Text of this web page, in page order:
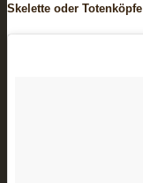
Skelette oder Totenköpfe